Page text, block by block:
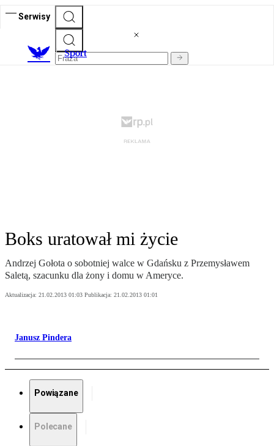
Serwisy
Sport
Boks uratował mi życie
Andrzej Gołota o sobotniej walce w Gdańsku z Przemysławem
Saletą, szacunku dla żony i domu w Ameryce.
Aktualizacja: 21.02.2013 01:03 Publikacja: 21.02.2013 01:01
Janusz Pindera
Powiązane
Polecane